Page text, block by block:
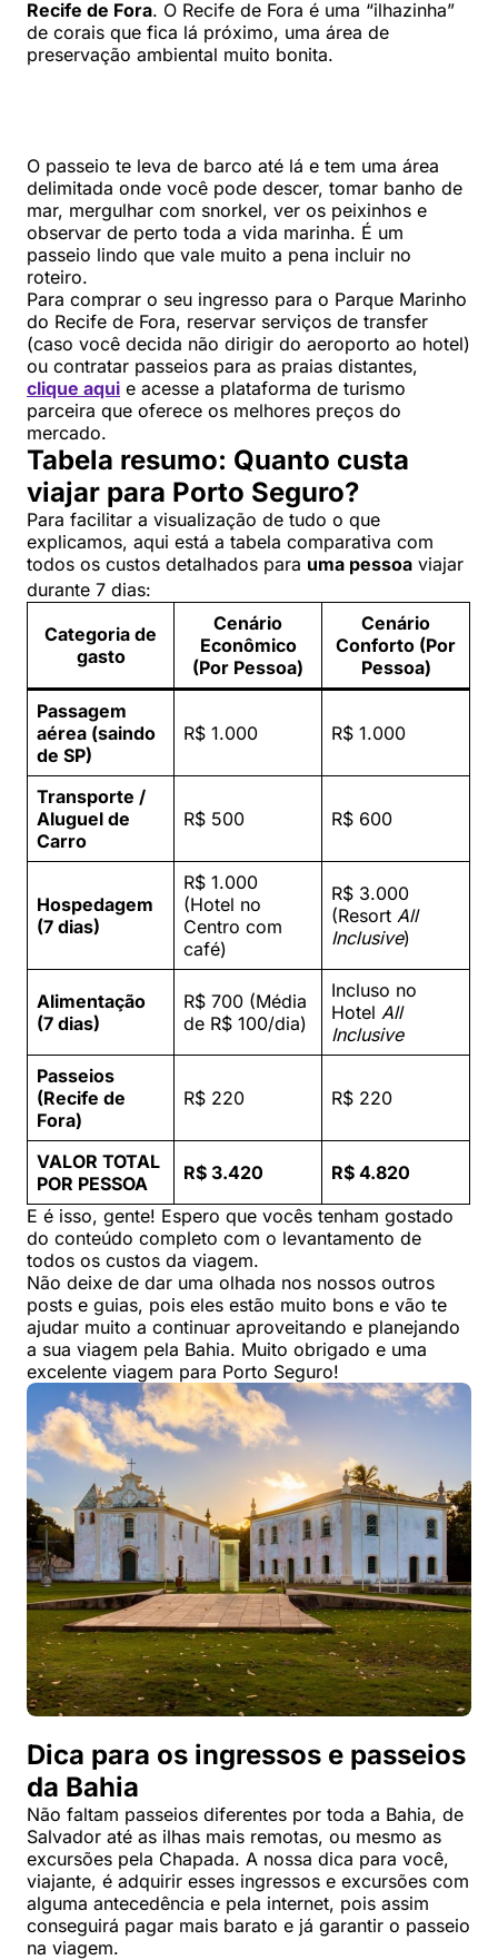
Recife de Fora. O Recife de Fora é uma “ilhazinha”
de corais que fica lá próximo, uma área de
preservação ambiental muito bonita.
O passeio te leva de barco até lá e tem uma área
delimitada onde você pode descer, tomar banho de
mar, mergulhar com snorkel, ver os peixinhos e
observar de perto toda a vida marinha. É um
passeio lindo que vale muito a pena incluir no
roteiro.
Para comprar o seu ingresso para o Parque Marinho
do Recife de Fora, reservar serviços de transfer
(caso você decida não dirigir do aeroporto ao hotel)
ou contratar passeios para as praias distantes,
clique aqui e acesse a plataforma de turismo
parceira que oferece os melhores preços do
mercado.
Tabela resumo: Quanto custa
viajar para Porto Seguro?
Para facilitar a visualização de tudo o que
explicamos, aqui está a tabela comparativa com
todos os custos detalhados para uma pessoa viajar
durante 7 dias:
Categoria de
gasto
Cenário
Econômico
(Por Pessoa)
Cenário
Conforto (Por
Pessoa)
Passagem
aérea (saindo
de SP)
R$ 1.000 R$ 1.000
Transporte /
Aluguel de
Carro
R$ 500 R$ 600
Hospedagem
(7 dias)
R$ 1.000
(Hotel no
Centro com
café)
R$ 3.000
(Resort All
Inclusive)
Alimentação
(7 dias)
R$ 700 (Média
de R$ 100/dia)
Incluso no
Hotel All
Inclusive
Passeios
(Recife de
Fora)
R$ 220 R$ 220
VALOR TOTAL
POR PESSOA
R$ 3.420
R$ 4.820
E é isso, gente! Espero que vocês tenham gostado
do conteúdo completo com o levantamento de
todos os custos da viagem.
Não deixe de dar uma olhada nos nossos outros
posts e guias, pois eles estão muito bons e vão te
ajudar muito a continuar aproveitando e planejando
a sua viagem pela Bahia. Muito obrigado e uma
excelente viagem para Porto Seguro!
Dica para os ingressos e passeios
da Bahia
Não faltam passeios diferentes por toda a Bahia, de
Salvador até as ilhas mais remotas, ou mesmo as
excursões pela Chapada. A nossa dica para você,
viajante, é adquirir esses ingressos e excursões com
alguma antecedência e pela internet, pois assim
conseguirá pagar mais barato e já garantir o passeio
na viagem.